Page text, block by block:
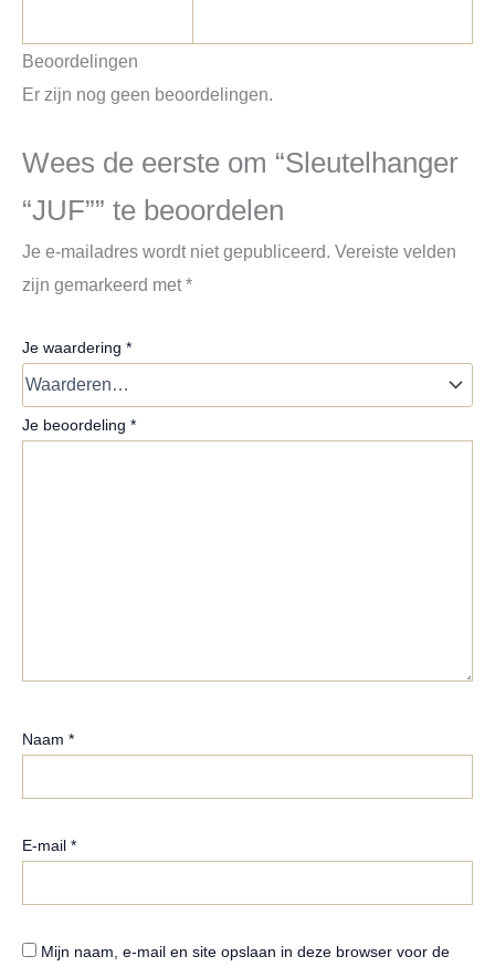
Beoordelingen
Er zijn nog geen beoordelingen.
Wees de eerste om “Sleutelhanger
“JUF”” te beoordelen
Je e-mailadres wordt niet gepubliceerd. Vereiste velden
zijn gemarkeerd met*
Je waardering *
Je beoordeling *
Naam *
E-mail *
Mijn naam, e-mail en site opslaan in deze browser voor de